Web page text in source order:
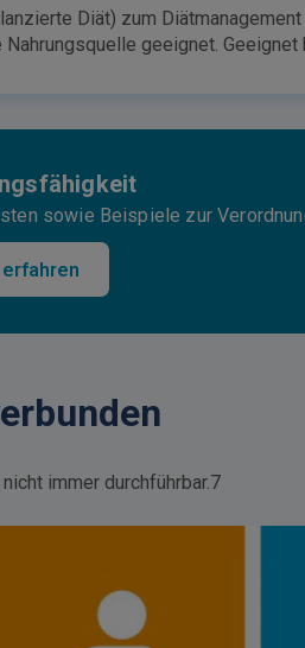
Diät) zum
geeignet. Geeignet
sowie Beispiele zur
immer durchführbar.7